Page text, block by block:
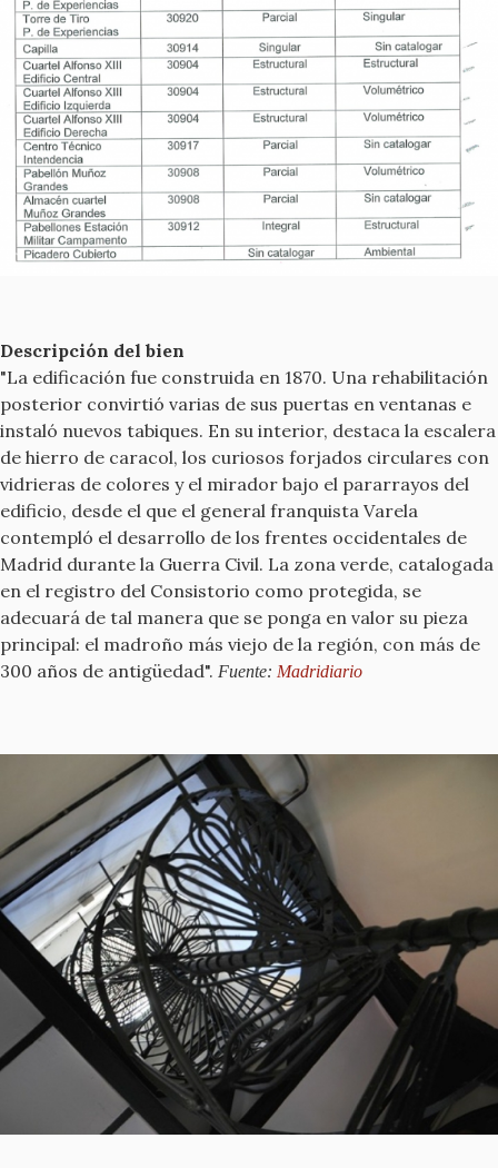
Descripción del bien
"La edificación fue construida en 1870. Una rehabilitación
posterior convirtió varias de sus puertas en ventanas e
instaló nuevos tabiques. En su interior, destaca la escalera
de hierro de caracol, los curiosos forjados circulares con
vidrieras de colores y el mirador bajo el pararrayos del
edificio, desde el que el general franquista Varela
contempló el desarrollo de los frentes occidentales de
Madrid durante la Guerra Civil. La zona verde, catalogada
en el registro del Consistorio como protegida, se
adecuará de tal manera que se ponga en valor su pieza
principal: el madroño más viejo de la región, con más de
300 años de antigüedad". Fuente: Madridiario